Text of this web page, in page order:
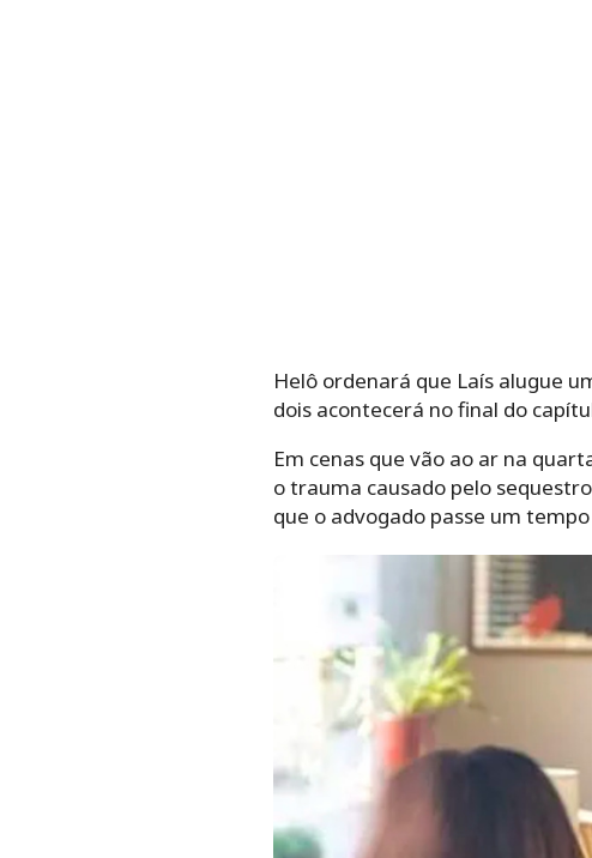
Helô ordenará que Laís alugue
dois acontecerá no final do
Em cenas que vão ao ar na
o trauma causado pelo
que o advogado passe um